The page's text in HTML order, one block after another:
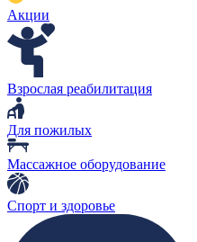
Акции
Взрослая реабилитация
Для пожилых
Массажное оборудование
Спорт и здоровье